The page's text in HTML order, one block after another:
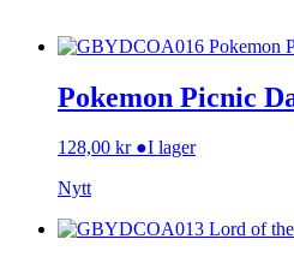
Pokemon Picnic
128,00 kr ●I lager
Nytt